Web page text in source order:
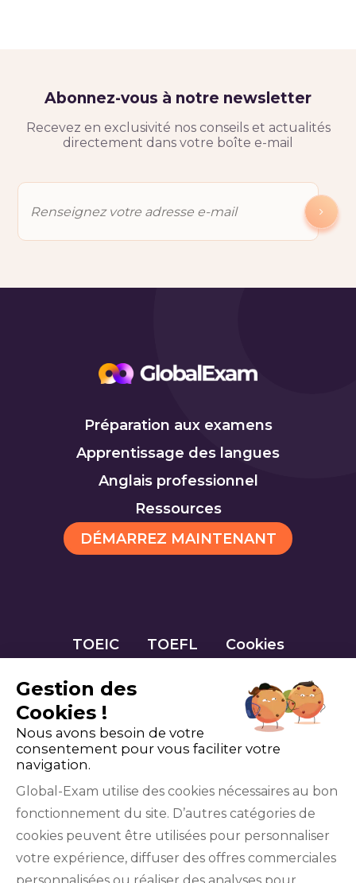
Abonnez-vous à notre newsletter
Recevez en exclusivité nos conseils et actualités
directement dans votre boîte e-mail
Préparation aux examens
Apprentissage des langues
Anglais professionnel
Ressources
DÉMARREZ MAINTENANT
TOEIC TOEFL Cookies
YouTube
Gestion des
Cookies !
Nous avons besoin de votre
consentement pour vous faciliter votre
navigation.
Global-Exam utilise des cookies nécessaires au bon
fonctionnement du site. D’autres catégories de
cookies peuvent être utilisées pour personnaliser
votre expérience, diffuser des offres commerciales
personnalisées ou réaliser des analyses pour